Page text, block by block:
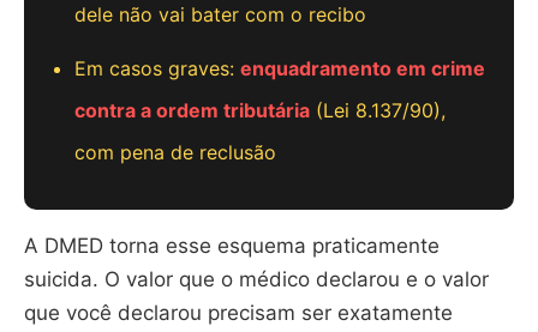
dele não vai bater com o recibo
Em casos graves: enquadramento em crime
contra a ordem tributária (Lei 8.137/90),
com pena de reclusão
A DMED torna esse esquema praticamente
suicida. O valor que o médico declarou e o valor
que você declarou precisam ser exatamente